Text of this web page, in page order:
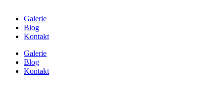
Galerie
Blog
Kontakt
Galerie
Blog
Kontakt